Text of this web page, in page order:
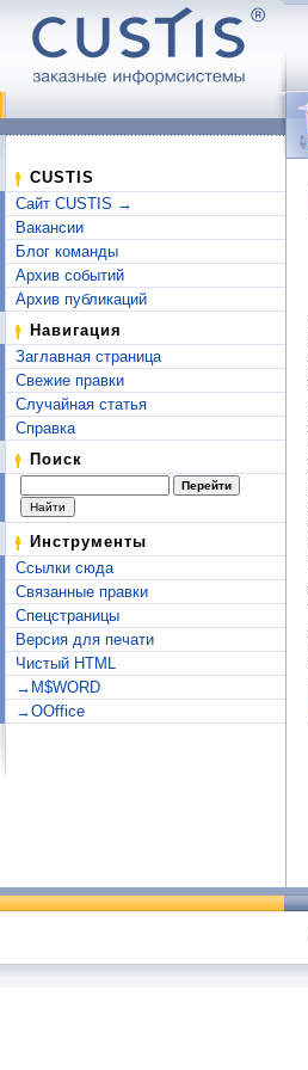
CUSTIS
Сайт CUSTIS →
Вакансии
Блог команды
Архив событий
Архив публикаций
Навигация
Заглавная страница
Свежие правки
Случайная статья
Справка
Поиск
Инструменты
Ссылки сюда
Связанные правки
Спецстраницы
Версия для печати
Чистый HTML
→M$WORD
→OOffice